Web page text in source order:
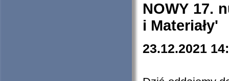
NOWY 17.
i Materiały'
23.12.2021